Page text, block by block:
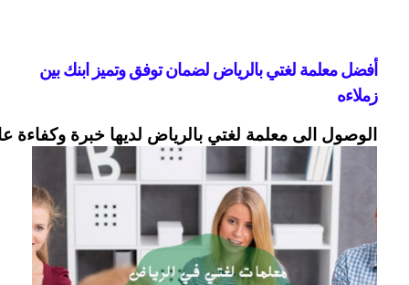
أفضل معلمة لغتي بالرياض لضمان توفق وتميز ابنك بين
زملاءه
الوصول الى معلمة لغتي بالرياض لديها خبرة